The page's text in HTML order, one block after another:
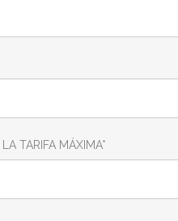
TARIFA MÁXIMA*